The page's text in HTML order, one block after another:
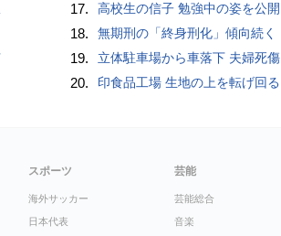
17. 高校生の信子 勉強中の姿を公開
18. 無期刑の「終身刑化」傾向続く
19. 立体駐車場から車落下 夫婦死傷
20. 印食品工場 生地の上を転げ回る
スポーツ
海外サッカー
日本代表
芸能
芸能総合
音楽